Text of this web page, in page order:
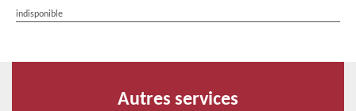
indisponible
Autres services